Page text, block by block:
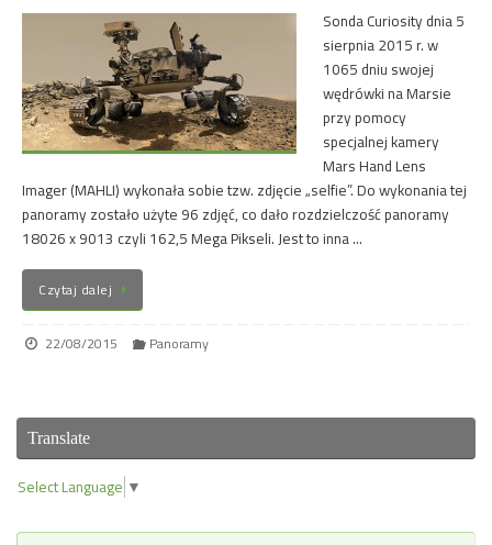
Sonda Curiosity dnia 5
sierpnia 2015 r. w
1065 dniu swojej
wędrówki na Marsie
przy pomocy
specjalnej kamery
Mars Hand Lens
Imager (MAHLI) wykonała sobie tzw. zdjęcie „selfie”. Do wykonania tej
panoramy zostało użyte 96 zdjęć, co dało rozdzielczość panoramy
18026 x 9013 czyli 162,5 Mega Pikseli. Jest to inna …
Czytaj dalej
22/08/2015 Panoramy
Translate
Select Language ▼